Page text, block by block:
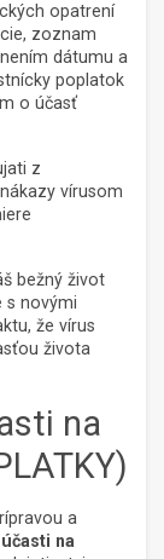
opatrení
zoznam
dátumu a
poplatok
o účasť
z
vírusom
bežný život
s novými
že vírus
života
na
a
na